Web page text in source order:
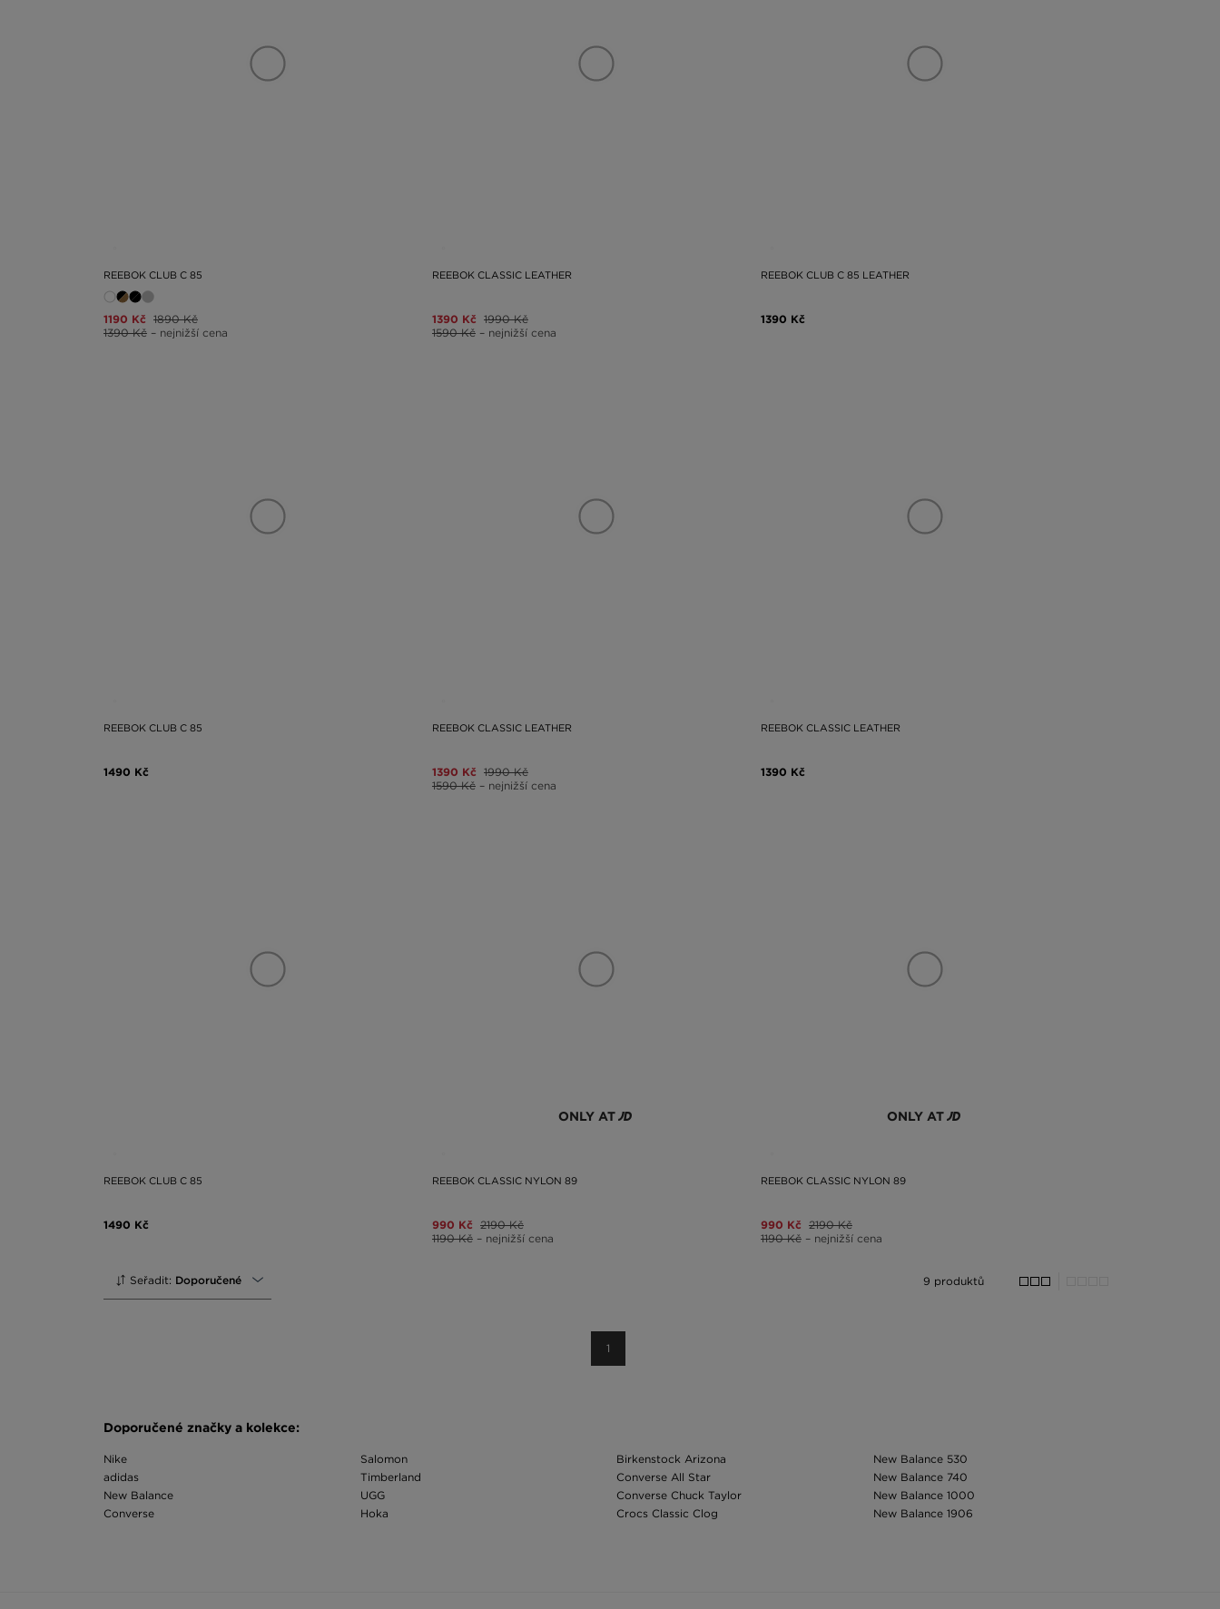
REEBOK CLUB C 85
1190 Kč 1890 Kč
1390 Kč – nejnižší cena
REEBOK CLASSIC LEATHER
1390 Kč 1990 Kč
1590 Kč – nejnižší cena
REEBOK CLUB C 85 LEATHER
1390 Kč
REEBOK CLUB C 85
1490 Kč
REEBOK CLASSIC LEATHER
1390 Kč 1990 Kč
1590 Kč – nejnižší cena
REEBOK CLASSIC LEATHER
1390 Kč
REEBOK CLUB C 85
1490 Kč
ONLY AT
REEBOK CLASSIC NYLON 89
990 Kč 2190 Kč
1190 Kč – nejnižší cena
ONLY AT
REEBOK CLASSIC NYLON 89
990 Kč 2190 Kč
1190 Kč – nejnižší cena
Seřadit: Doporučené 9 produktů
1
Doporučené značky a kolekce:
Nike
adidas
New Balance
Converse
Salomon
Timberland
UGG
Hoka
Birkenstock Arizona
Converse All Star
Converse Chuck Taylor
Crocs Classic Clog
New Balance 530
New Balance 740
New Balance 1000
New Balance 1906